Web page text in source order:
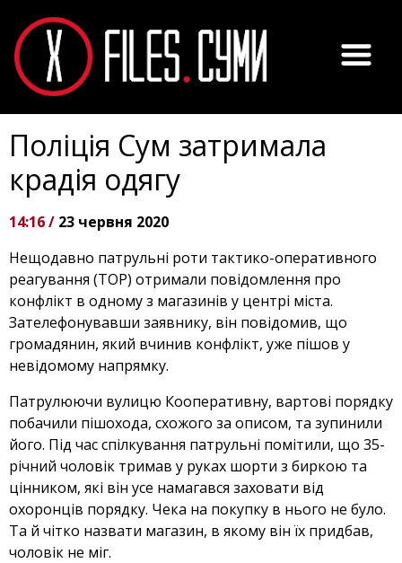
Поліція Сум затримала
крадія одягу
14:16 / 23 червня 2020
Нещодавно патрульні роти тактико-оперативного
реагування (ТОР) отримали повідомлення про
конфлікт в одному з магазинів у центрі міста.
Зателефонувавши заявнику, він повідомив, що
громадянин, який вчинив конфлікт, уже пішов у
невідомому напрямку.
Патрулюючи вулицю Кооперативну, вартові порядку
побачили пішохода, схожого за описом, та зупинили
його. Під час спілкування патрульні помітили, що 35-
річний чоловік тримав у руках шорти з биркою та
цінником, які він усе намагався заховати від
охоронців порядку. Чека на покупку в нього не було.
Та й чітко назвати магазин, в якому він їх придбав,
чоловік не міг.